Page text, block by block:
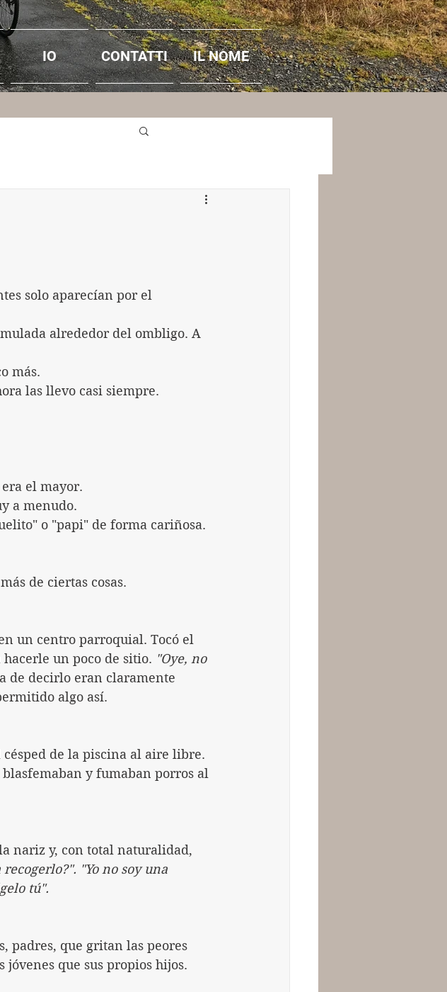
solo aparecían por el
alrededor del ombligo. A
más.
las llevo casi siempre.
el mayor.
a menudo.
o "papi" de forma cariñosa.
de ciertas cosas.
un centro parroquial. Tocó el
un poco de sitio. "Oye, no
de decirlo eran claramente
algo así.
césped de la piscina al aire libre.
blasfemaban y fumaban porros al
nariz y, con total naturalidad,
"Yo no soy una
tú".
padres, que gritan las peores
jóvenes que sus propios hijos.
IO CONTATTI IL NOME